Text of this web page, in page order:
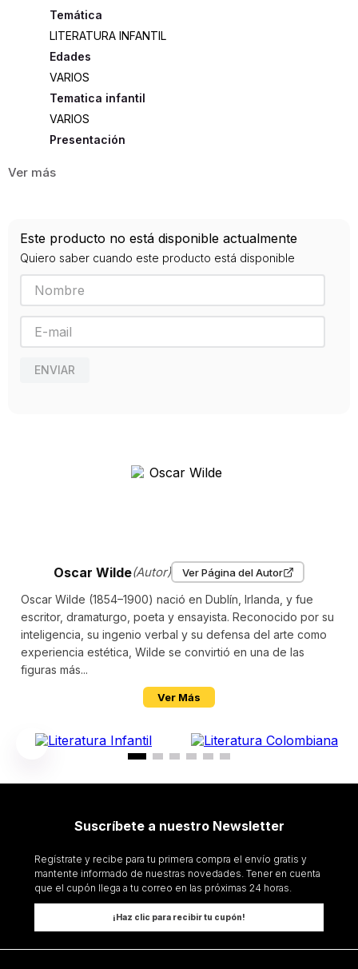
LITERATURA INFANTIL
Edades
VARIOS
Tematica infantil
VARIOS
Presentación
9789583003295
Editorial
PANAMERICANA
Año de publicación
0
Este producto no está disponible actualmente
Quiero saber cuando este producto está disponible
ENVIAR
Oscar Wilde(Autor) Ver Página del Autor
Oscar Wilde (1854–1900) nació en Dublín, Irlanda, y fue
escritor, dramaturgo, poeta y ensayista. Reconocido por su
inteligencia, su ingenio verbal y su defensa del arte como
experiencia estética, Wilde se convirtió en una de las
figuras más...
Ver Más
Suscríbete a nuestro Newsletter
Regístrate y recibe para tu primera compra el envío gratis y
mantente informado de nuestras novedades. Tener en cuenta
que el cupón llega a tu correo en las próximas 24 horas.
¡Haz clic para recibir tu cupón!